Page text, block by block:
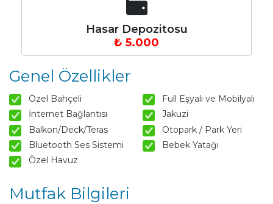
Hasar Depozitosu
₺ 5.000
Genel Özellikler
Özel Bahçeli
Full Eşyalı ve Mobilyalı
İnternet Bağlantısı
Jakuzi
Balkon/Deck/Teras
Otopark / Park Yeri
Bluetooth Ses Sistemi
Bebek Yatağı
Özel Havuz
Mutfak Bilgileri